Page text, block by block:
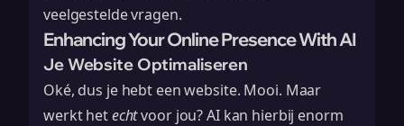
veelgestelde vragen.
Enhancing Your Online Presence With AI
Je Website Optimaliseren
Oké, dus je hebt een website. Mooi. Maar
werkt hetechtvoor jou? AI kan hierbij enorm